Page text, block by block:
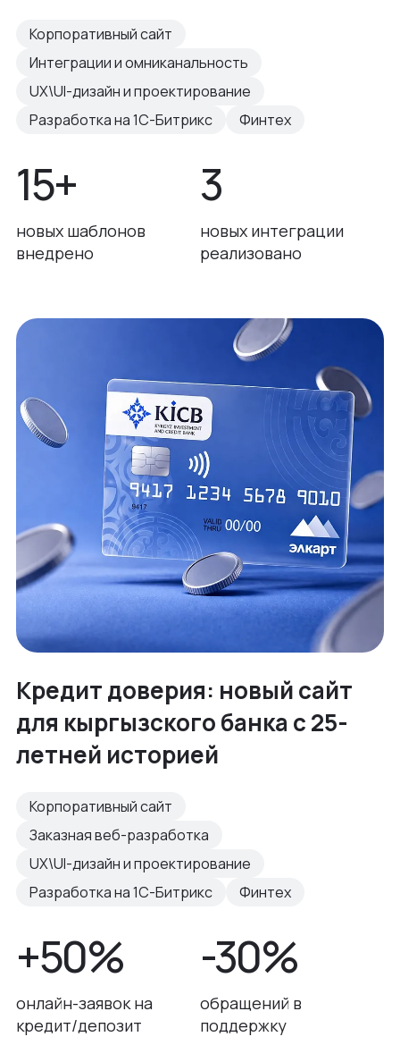
Корпоративный сайт
Интеграции и омниканальность
UX\UI-дизайн и проектирование
Разработка на 1С-Битрикс
Финтех
15+
новых шаблонов
внедрено
3
новых интеграции
реализовано
Кредит доверия: новый сайт
для кыргызского банка с 25-
летней историей
Корпоративный сайт
Заказная веб-разработка
UX\UI-дизайн и проектирование
Разработка на 1С-Битрикс
Финтех
+50%
онлайн-заявок на
кредит/депозит
-30%
обращений в
поддержку